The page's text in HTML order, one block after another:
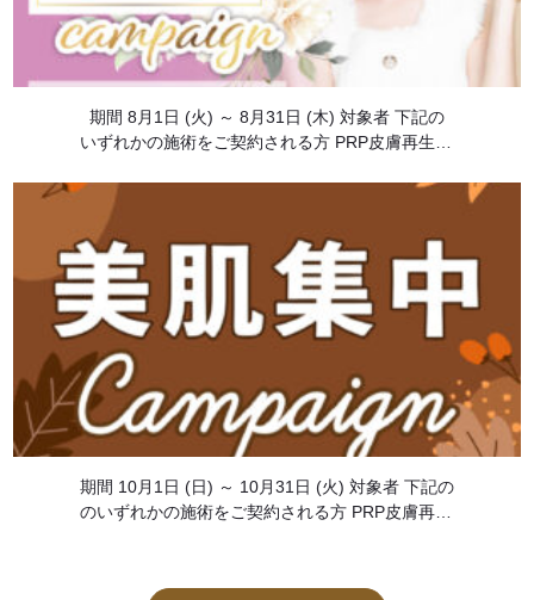
期間 8月1日 (火) ～ 8月31日 (木) 対象者 下記の
いずれかの施術をご契約される方 PRP皮膚再生療
対し、下記の特典が適用されます。 PRP1キッド
追 […]
期間 10月1日 (日) ～ 10月31日 (火) 対象者 下記の
のいずれかの施術をご契約される方 PRP皮膚再生
に当て […]